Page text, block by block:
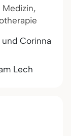
Corinna
Lech